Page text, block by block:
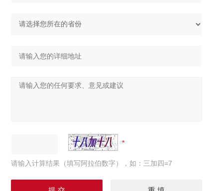
请输入计算结果（填写阿拉伯数字），如：三加四=7